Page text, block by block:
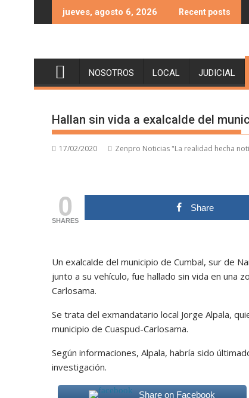
to
jueves, agosto 6, 2026 Recent posts
NOSOTROS LOCAL JUDICIAL
Hallan sin vida a exalcalde del
17/02/2020 Zenpro Noticias "La realidad hecha
0
SHARES
Share
Un exalcalde del municipio de Cumbal, sur de
junto a su vehículo, fue hallado sin vida en una
Carlosama.
Se trata del exmandatario local Jorge Alpala,
municipio de Cuaspud-Carlosama.
Según informaciones, Alpala, habría sido
investigación.
Share on Facebook